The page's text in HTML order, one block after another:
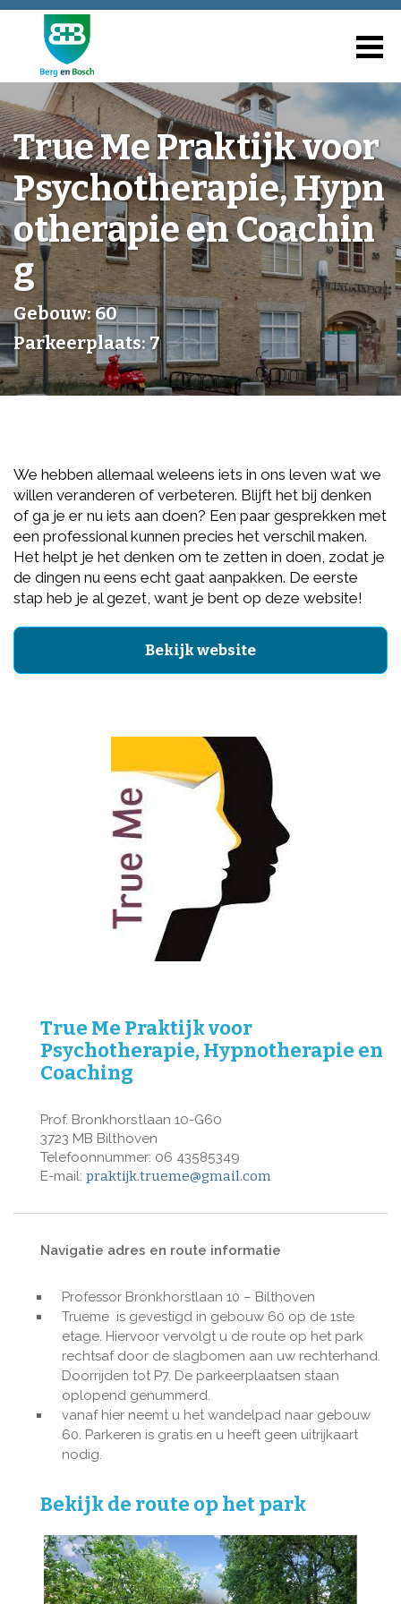
True Me Praktijk voor
Psychotherapie, Hypn
otherapie en Coachin
g
Gebouw: 60
Parkeerplaats: 7
We hebben allemaal weleens iets in ons leven wat we
willen veranderen of verbeteren. Blijft het bij denken
of ga je er nu iets aan doen? Een paar gesprekken met
een professional kunnen precies het verschil maken.
Het helpt je het denken om te zetten in doen, zodat je
de dingen nu eens echt gaat aanpakken. De eerste
stap heb je al gezet, want je bent op deze website!
Bekijk website
True Me Praktijk voor
Psychotherapie, Hypnotherapie en
Coaching
Prof. Bronkhorstlaan 10-G60
3723 MB Bilthoven
Telefoonnummer: 06 43585349
E-mail: praktijk.trueme@gmail.com
Navigatie adres en route informatie
Professor Bronkhorstlaan 10 – Bilthoven
Trueme is gevestigd in gebouw 60 op de 1ste
etage. Hiervoor vervolgt u de route op het park
rechtsaf door de slagbomen aan uw rechterhand.
Doorrijden tot P7. De parkeerplaatsen staan
oplopend genummerd.
vanaf hier neemt u het wandelpad naar gebouw
60. Parkeren is gratis en u heeft geen uitrijkaart
nodig.
Bekijk de route op het park